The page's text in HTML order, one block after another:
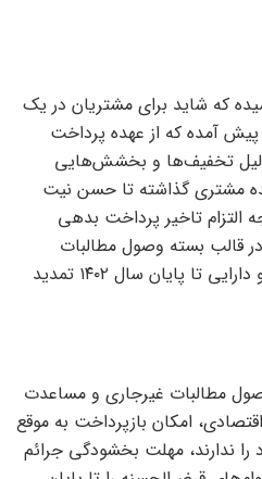
که شاید برای مشتریان در یک
آمده که از عهده پرداخت
دلیل تخفیف‌ها و بخشش‌هایی
مشتری گذاشته تا حسن نیت
تاخیر پرداخت بدهی
قالب بسته وصول مطالبات
غیرجاری وزارت امور اقتصادی و دارایی تا پایان سال ١٤٠٢ تمدید
مطالبات غیرجاری و مساعدت
امکان بازپرداخت به موقع
ندارند، مهلت بخشودگی جرائم